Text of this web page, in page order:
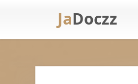
JaDoczz